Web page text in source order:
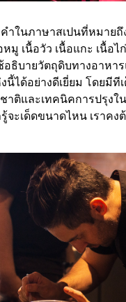
คำในภาษาสเปนที่หมาย
หมู เนื้อวัว เนื้อแกะ เนื้อไ
อธิบายวัตถุดิบทางอาหา
นี้ได้อย่างดีเยี่ยม โดยมีที
าติและเทคนิคการปรุงใ
จะเด็ดขนาดไหน เราคง